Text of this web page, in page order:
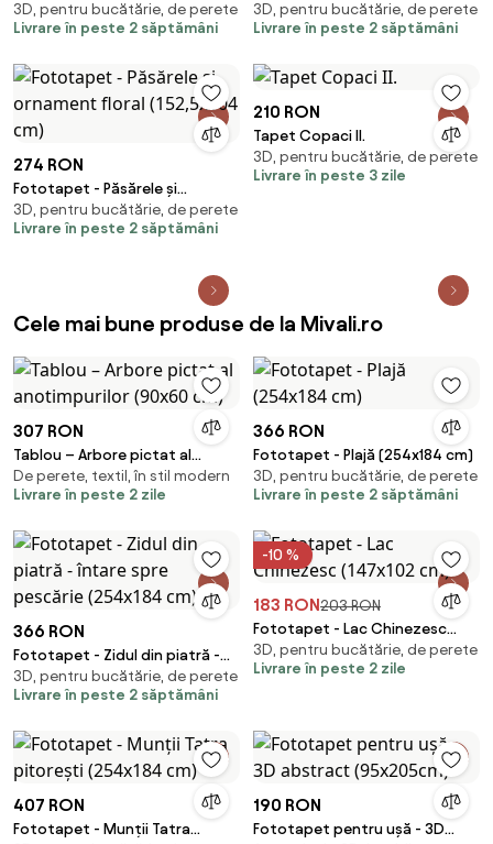
cm)
3D, pentru bucătărie, de perete
Livrare în peste 2 săptămâni
(254x184 cm)
3D, pentru bucătărie, de perete
Livrare în peste 2 săptămâni
274 RON
Fototapet - Păsărele și
ornament floral (152,5x104 cm)
3D, pentru bucătărie, de perete
Livrare în peste 2 săptămâni
210 RON
Tapet Copaci II.
3D, pentru bucătărie, de perete
Livrare în peste 3 zile
Cele mai bune produse de la Mivali.ro
307 RON
Tablou – Arbore pictat al
anotimpurilor (90x60 cm)
De perete, textil, în stil modern
Livrare în peste 2 zile
366 RON
Fototapet - Plajă (254x184 cm)
3D, pentru bucătărie, de perete
Livrare în peste 2 săptămâni
366 RON
Fototapet - Zidul din piatră -
întare spre pescărie (254x184
cm)
3D, pentru bucătărie, de perete
Livrare în peste 2 săptămâni
-10 %
183 RON203 RON
Fototapet - Lac Chinezesc
(147x102 cm)
3D, pentru bucătărie, de perete
Livrare în peste 2 zile
407 RON
Fototapet - Munții Tatra
190 RON
Fototapet pentru ușă - 3D